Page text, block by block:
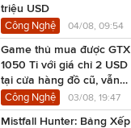
triệu USD
Công Nghệ 04/08, 09:54
Game thủ mua được GTX
1050 Ti với giá chỉ 2 USD
tại cửa hàng đồ cũ, vẫn
chạy Cyberpunk 2077
Công Nghệ 03/08, 19:47
Mistfall Hunter: Bảng Xếp